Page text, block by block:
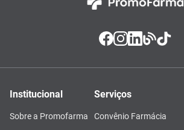
Institucional
Sobre a Promofarma
Serviços
Convênio Farmácia